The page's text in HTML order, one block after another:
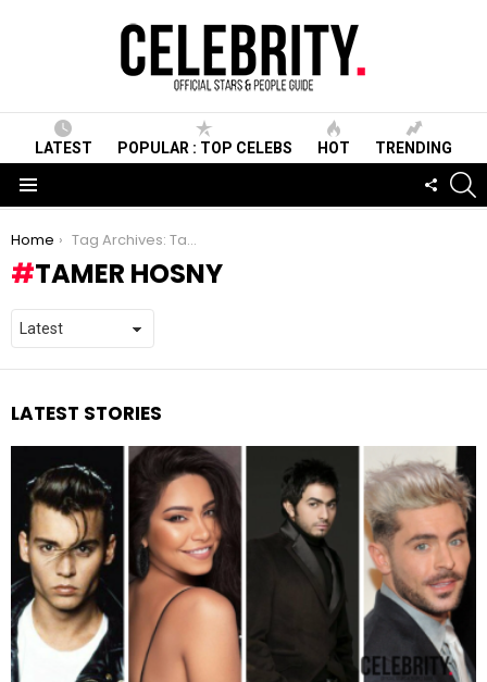
LATEST POPULAR : TOP CELEBS HOT TRENDING
You are here:
Home Tag Archives: Tamer Hosny
TAMER HOSNY
LATEST STORIES